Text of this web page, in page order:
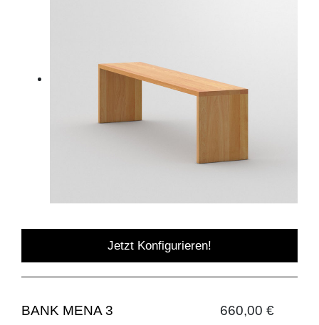
Jetzt Konfigurieren!
BANK MENA 3 660,00 €